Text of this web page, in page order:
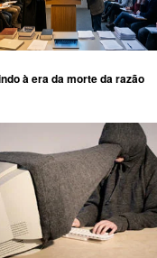
à era da morte da razão